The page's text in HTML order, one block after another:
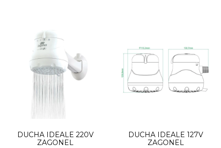
DUCHA IDEALE 220V
ZAGONEL
DUCHA IDEALE 127V
ZAGONEL